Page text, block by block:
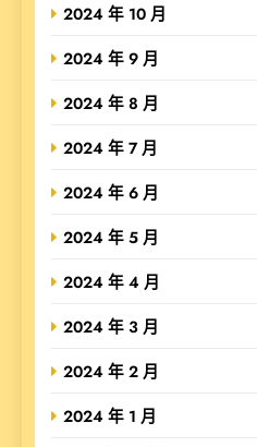
2024 年 10 月
2024 年 9 月
2024 年 8 月
2024 年 7 月
2024 年 6 月
2024 年 5 月
2024 年 4 月
2024 年 3 月
2024 年 2 月
2024 年 1 月